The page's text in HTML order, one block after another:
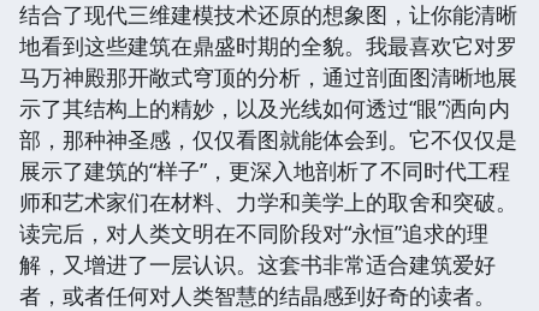
结合了现代三维建模技术还原的想象图，让你能清晰
地看到这些建筑在鼎盛时期的全貌。我最喜欢它对罗
马万神殿那开敞式穹顶的分析，通过剖面图清晰地展
示了其结构上的精妙，以及光线如何透过“眼”洒向内
部，那种神圣感，仅仅看图就能体会到。它不仅仅是
展示了建筑的“样子”，更深入地剖析了不同时代工程
师和艺术家们在材料、力学和美学上的取舍和突破。
读完后，对人类文明在不同阶段对“永恒”追求的理
解，又增进了一层认识。这套书非常适合建筑爱好
者，或者任何对人类智慧的结晶感到好奇的读者。